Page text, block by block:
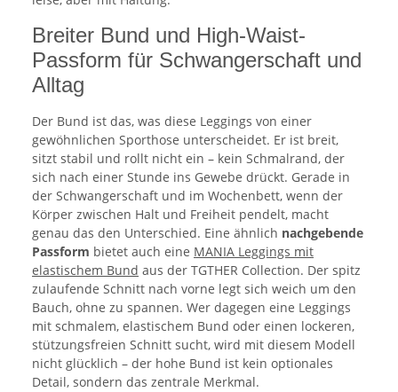
Breiter Bund und High-Waist-
Passform für Schwangerschaft und
Alltag
Der Bund ist das, was diese Leggings von einer
gewöhnlichen Sporthose unterscheidet. Er ist breit,
sitzt stabil und rollt nicht ein – kein Schmalrand, der
sich nach einer Stunde ins Gewebe drückt. Gerade in
der Schwangerschaft und im Wochenbett, wenn der
Körper zwischen Halt und Freiheit pendelt, macht
genau das den Unterschied. Eine ähnlich nachgebende
Passform bietet auch eine MANIA Leggings mit
elastischem Bund aus der TGTHER Collection. Der spitz
zulaufende Schnitt nach vorne legt sich weich um den
Bauch, ohne zu spannen. Wer dagegen eine Leggings
mit schmalem, elastischem Bund oder einen lockeren,
stützungsfreien Schnitt sucht, wird mit diesem Modell
nicht glücklich – der hohe Bund ist kein optionales
Detail, sondern das zentrale Merkmal.